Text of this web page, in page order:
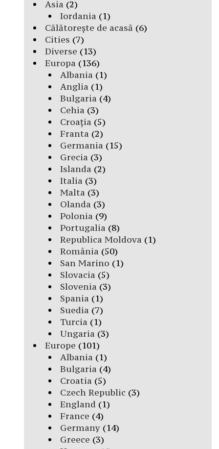
Asia (2)
Iordania (1)
Călătorește de acasă (6)
Cities (7)
Diverse (13)
Europa (136)
Albania (1)
Anglia (1)
Bulgaria (4)
Cehia (3)
Croația (5)
Franta (2)
Germania (15)
Grecia (3)
Islanda (2)
Italia (3)
Malta (3)
Olanda (3)
Polonia (9)
Portugalia (8)
Republica Moldova (1)
România (50)
San Marino (1)
Slovacia (5)
Slovenia (3)
Spania (1)
Suedia (7)
Turcia (1)
Ungaria (3)
Europe (101)
Albania (1)
Bulgaria (4)
Croatia (5)
Czech Republic (3)
England (1)
France (4)
Germany(14)
Greece (3)